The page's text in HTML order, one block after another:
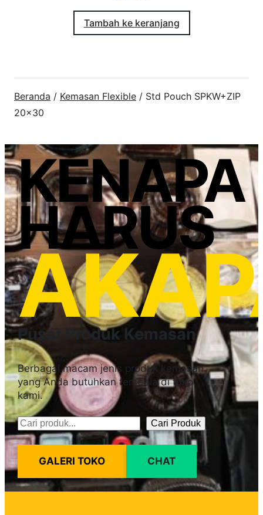
Tambah ke keranjang
Beranda / Kemasan Flexible / Std Pouch SPKW+ZIP
20×30
KENAPA
HARUS
Pusat Produk Kemasan
Berbagai macam jenis produk kemasan
yang Anda butuhkan tersedia di toko
kami.
Pencarian Cari Produk
GALERI TOKO CHAT